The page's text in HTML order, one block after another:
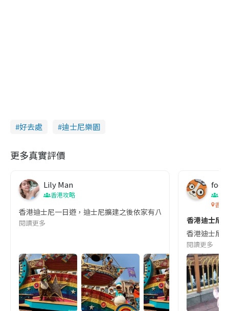
好去處 迪士尼樂園
更多真實評價
Lily Man
香港攻略
香港迪士尼一日遊，迪士尼擴建之後依家有八大園區，我最中2
閱讀更多
香港
香港迪士尼
香港迪士尼
閱讀更多